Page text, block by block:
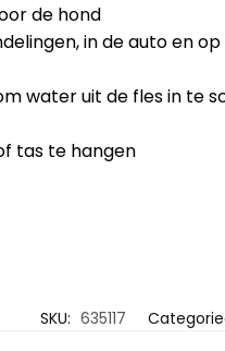
de hond
in de auto en op
water uit de fles in te
tas te hangen
SKU: 635117